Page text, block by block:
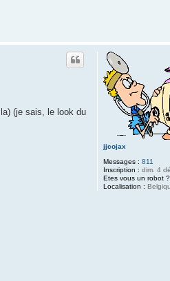
jjcojax
Messages : 811
Inscription : dim. 4
Etes vous un robot
Localisation :
(je sais, le look du